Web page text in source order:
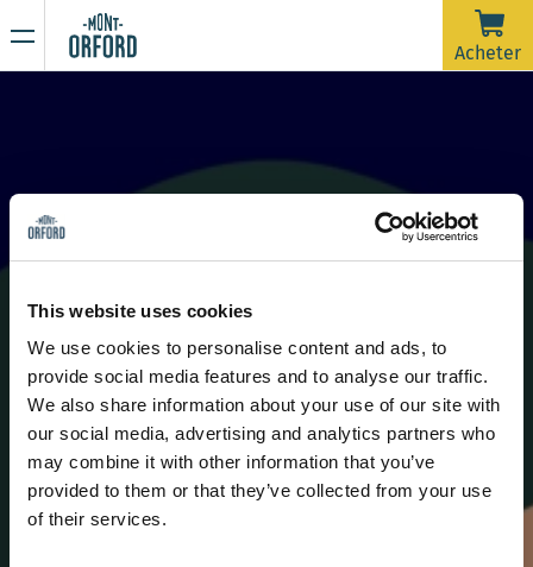
This website uses cookies
We use cookies to personalise content and ads, to
provide social media features and to analyse our traffic.
We also share information about your use of our site with
our social media, advertising and analytics partners who
may combine it with other information that you’ve
provided to them or that they’ve collected from your use
of their services.
Acheter
test
La saison 2025-26 est officiellement terminée.
Malheureusement, avec la pluie de la dernière semaine et
prévue jusqu'à samedi matin, les pistes nécessiteraient
grand merci à tous les skieurs qui nous ont accompagnés
durant ces plus de 120 jours d'ouverture cette saison.
maintenant fermée à toute activité sportive incluant la
Restez à l’affût de nos prochaines communications pour
connaître la date d’ouverture de la saison estivale de
randonnée.
Merci de votre compréhension et à l'an prochain !